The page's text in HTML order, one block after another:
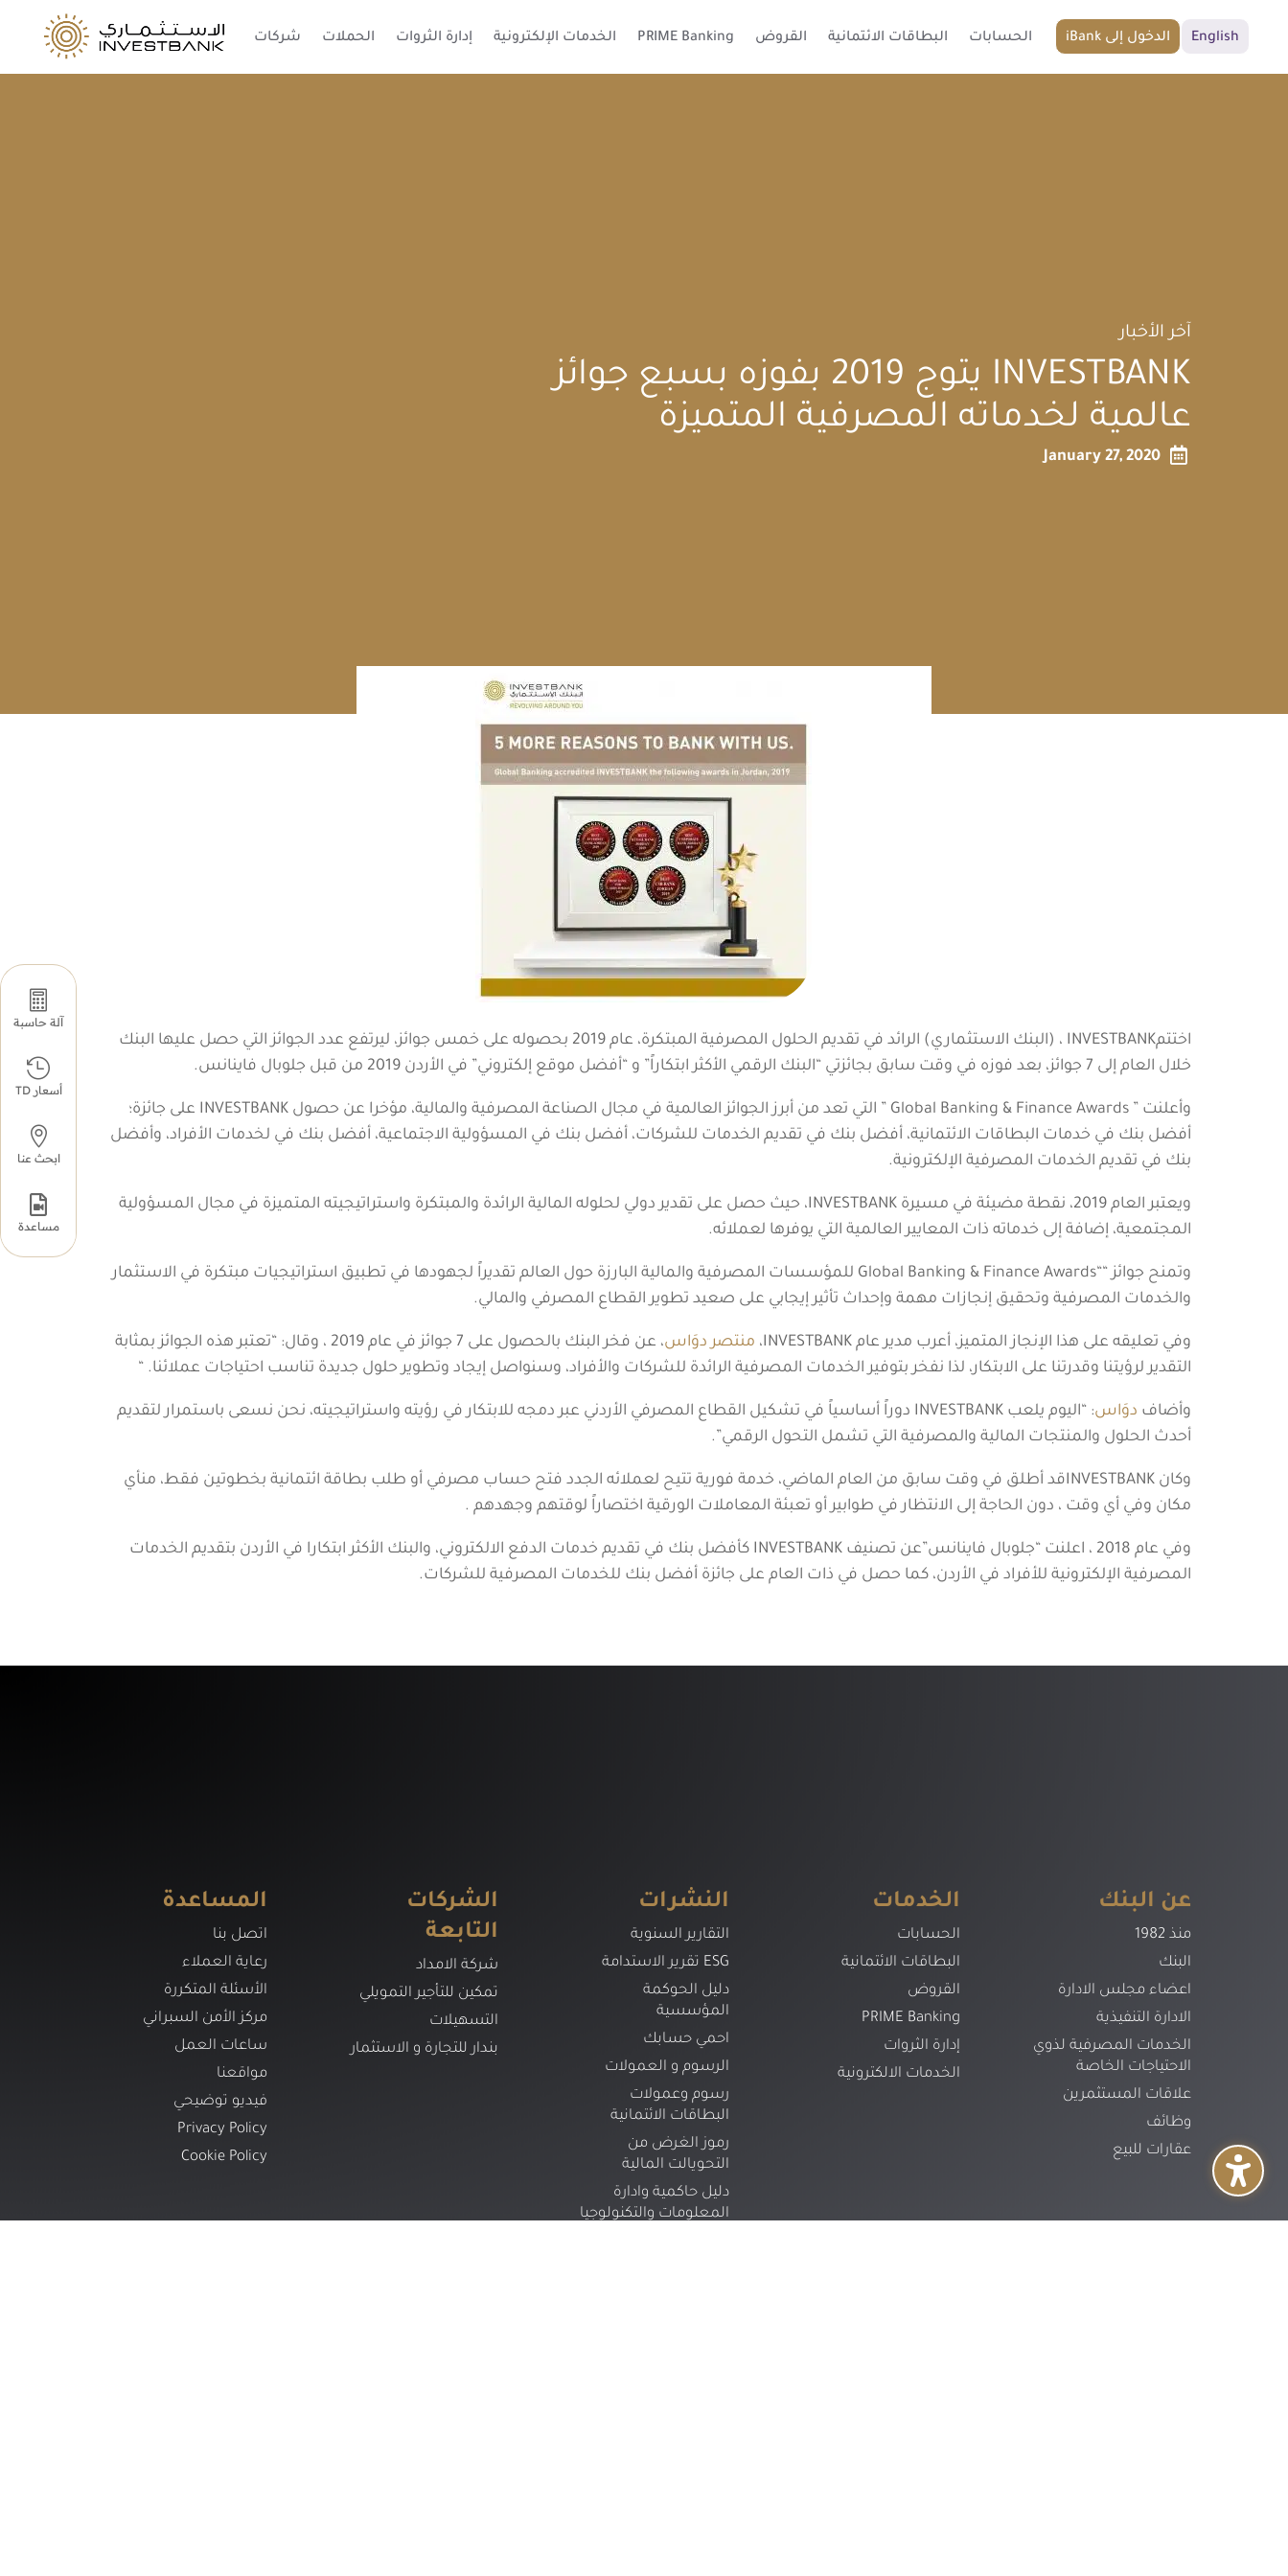
شركات الحملات إدارة الثروات الخدمات الإلكترونية PRIME Banking القروض البطاقات الائتمانية الحسابات iBank الدخول إلى English
آخر الأخبار
INVESTBANK يتوج 2019 بفوزه بسبع جوائز
عالمية لخدماته المصرفية المتميزة

January 27, 2020
اختتمINVESTBANK ، (البنك الاستثماري) الرائد في تقديم الحلول المصرفية المبتكرة، عام 2019 بحصوله على خمس جوائز، ليرتفع عدد الجوائز التي حصل عليها البنك
خلال العام إلى 7 جوائز، بعد فوزه في وقت سابق بجائزتي “البنك الرقمي الأكثر ابتكاراً” و “أفضل موقع إلكتروني” في الأردن 2019 من قبل جلوبال فاينانس.
وأعلنت ” Global Banking & Finance Awards ” التي تعد من أبرز الجوائز العالمية في مجال الصناعة المصرفية والمالية، مؤخرا عن حصول INVESTBANK على جائزة؛
أفضل بنك في خدمات البطاقات الائتمانية، أفضل بنك في تقديم الخدمات للشركات، أفضل بنك في المسؤولية الاجتماعية، أفضل بنك في لخدمات الأفراد، وأفضل
بنك في تقديم الخدمات المصرفية الإلكترونية.
ويعتبر العام 2019، نقطة مضيئة في مسيرة INVESTBANK، حيث حصل على تقدير دولي لحلوله المالية الرائدة والمبتكرة واستراتيجيته المتميزة في مجال المسؤولية
المجتمعية، إضافة إلى خدماته ذات المعايير العالمية التي يوفرها لعملائه.
وتمنح جوائز ““Global Banking & Finance Awards للمؤسسات المصرفية والمالية البارزة حول العالم تقديراً لجهودها في تطبيق استراتيجيات مبتكرة في الاستثمار
والخدمات المصرفية وتحقيق إنجازات مهمة وإحداث تأثير إيجابي على صعيد تطوير القطاع المصرفي والمالي.
وفي تعليقه على هذا الإنجاز المتميز، أعرب مدير عام INVESTBANK، منتصر دوَاس
، عن فخر البنك بالحصول على 7 جوائز في عام 2019 ، وقال: “تعتبر هذه الجوائز بمثابة
التقدير لرؤيتنا وقدرتنا على الابتكار، لذا نفخر بتوفير الخدمات المصرفية الرائدة للشركات والأفراد، وسنواصل إيجاد وتطوير حلول جديدة تناسب احتياجات عملائنا. “
وأضاف دوَاس
: “اليوم يلعب INVESTBANK دوراً أساسياً في تشكيل القطاع المصرفي الأردني عبر دمجه للابتكار في رؤيته واستراتيجيته، نحن نسعى باستمرار لتقديم
أحدث الحلول والمنتجات المالية والمصرفية التي تشمل التحول الرقمي”.
وكان INVESTBANKقد أطلق في وقت سابق من العام الماضي، خدمة فورية تتيح لعملائه الجدد فتح حساب مصرفي أو طلب بطاقة ائتمانية بخطوتين فقط، منأي
مكان وفي أي وقت ، دون الحاجة إلى الانتظار في طوابير أو تعبئة المعاملات الورقية اختصاراً لوقتهم وجهدهم .
وفي عام 2018 ، اعلنت “جلوبال فاينانس”عن تصنيف INVESTBANK كأفضل بنك في تقديم خدمات الدفع الالكتروني، والبنك الأكثر ابتكارا في الأردن بتقديم الخدمات
المصرفية الإلكترونية للأفراد في الأردن، كما حصل في ذات العام على جائزة أفضل بنك للخدمات المصرفية للشركات.
المساعدة
اتصل بنا
رعاية العملاء
الأسئلة المتكررة
مركز الأمن السبراني
ساعات العمل
مواقعنا
فيديو توضيحي
Privacy Policy
Cookie Policy
الشركات
التابعة
شركة الامداد
تمكين للتأجير التمويلي
التسهيلات
بندار للتجارة و الاستثمار
النشرات
التقارير السنوية
تقرير الاستدامة ESG
دليل الحوكمة
المؤسسية
احمي حسابك
الرسوم و العمولات
رسوم وعمولات
البطاقات الائتمانية
رموز الغرض من
التحويالت المالية
دليل حاكمية وادارة
المعلومات والتكنولوجيا
الخدمات
الحسابات
البطاقات الائتمانية
القروض
PRIME Banking
إدارة الثروات
الخدمات الالكترونية
عن البنك
منذ 1982
البنك
اعضاء مجلس الادارة
الادارة التنفيذية
الخدمات المصرفية لذوي
الاحتياجات الخاصة
علاقات المستثمرين
وظائف
عقارات للبيع

آلة حاسبة

أسعار TD

ابحث عنا

مساعدة